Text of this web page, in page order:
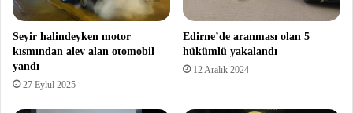
Seyir halindeyken motor
kısmından alev alan otomobil
yandı
27 Eylül 2025
Edirne’de aranması olan 5
hükümlü yakalandı
12 Aralık 2024